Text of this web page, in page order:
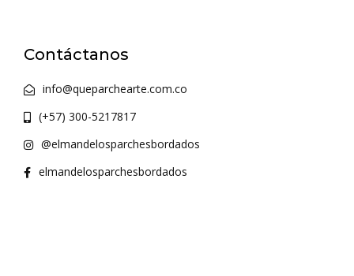
Contáctanos
info@queparchearte.com.co
(+57) 300-5217817
@elmandelosparchesbordados
elmandelosparchesbordados